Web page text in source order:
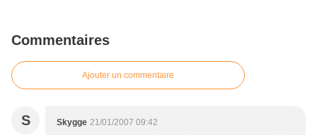
Commentaires
Ajouter un commentaire
S Skygge 21/01/2007 09:42